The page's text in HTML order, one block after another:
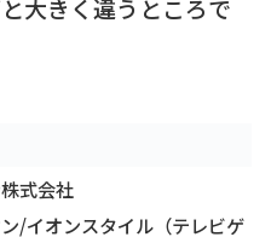
大きく違うところで
式会社
/イオンスタイル（テレビゲ